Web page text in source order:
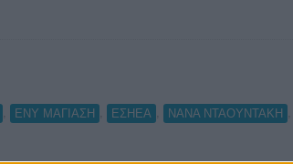
ΕΝΥ ΜΑΓΙΑΣΗ ΕΣΗΕΑ ΝΑΝΑ ΝΤΑΟΥΝΤΑΚΗ